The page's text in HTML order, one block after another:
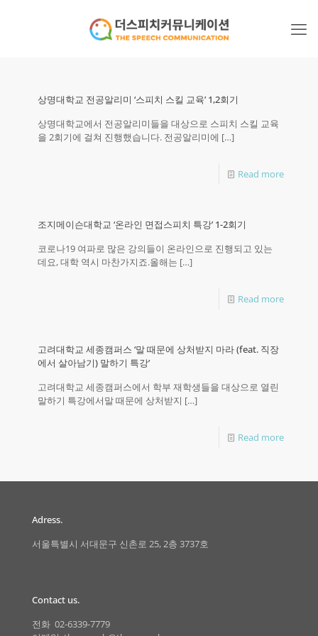
상명대학교 전공알리미 ‘스피치 스킬 교육’ 1,2회기
상명대학교에서 전공알리미들을 대상으로 스피치 스킬 교육
을 2회기에 걸쳐 진행했습니다. 전공알리미에 […]
Read more
조지메이슨대학교 ‘온라인 면접스피치 특강’ 1-2회기
코로나19 여파로 많은 강의들이 온라인으로 진행되고 있는
데요, 대학 역시 마찬가지죠.올해는 […]
Read more
고려대학교 세종캠퍼스 ‘말 때문에 상처받지 마라 (feat. 직장
에서 살아남기) 말하기 특강’
고려대학교 세종캠퍼스에서 학부 재학생들을 대상으로 열린
말하기 특강에서말 때문에 상처받지 […]
Read more
Adress.
서울특별시 서대문구 신촌로 25, 2층 3737호
Contact us.
전화 02-6339-7779